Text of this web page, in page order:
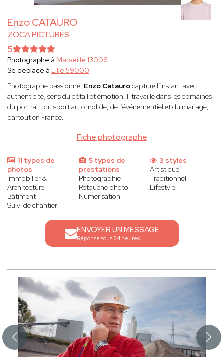
Enzo CATAURO
ZOCA PICTURES
Fiche photographe
5
Photographe à Marseille 13006
Se déplace à Lille 59000
Photographe passionné, Enzo Cataurocapture l’instant avec
authenticité, sens du détail et émotion. Il travaille dans les domaines
du portrait, du sport automobile, de l’événementiel et du mariage,
partout en France.
11 types de
photos
Immobilier &
Architecture
Bâtiment
Suivi de chantier
5 types de
prestations
Photographie
Retouche photo
Numérisation
3 styles
Artistique
Traditionnel
Lifestyle
ENVOYER UN MESSAGE
Réponse sous 24 heures